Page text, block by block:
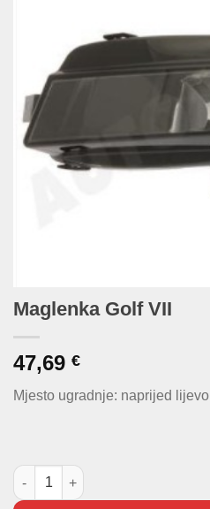
Maglenka Golf VII
47,69 €
Mjesto ugradnje: naprijed lijevo
Maglenka Golf VII količina